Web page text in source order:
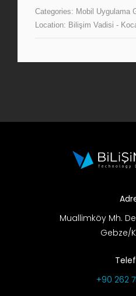
Fona
Categories: Mobil Uygulama
Location: Bilişim Vadisi -
Muallimköy Mh.
Gebze/
+90 262